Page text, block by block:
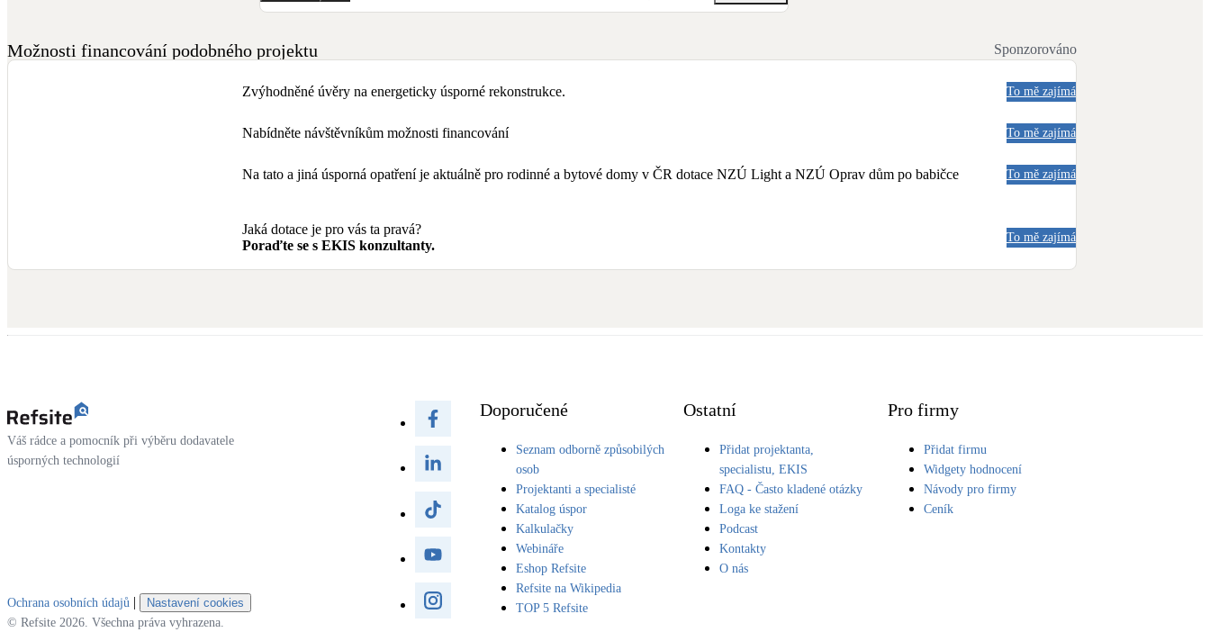
Možnosti financování podobného projektu Sponzorováno
Zvýhodněné úvěry na energeticky úsporné rekonstrukce. To mě zajímá
Nabídněte návštěvníkům možnosti financování To mě zajímá
Na tato a jiná úsporná opatření je aktuálně pro rodinné a bytové domy v ČR dotace NZÚ Light a NZÚ Oprav dům po babičce To mě zajímá
Jaká dotace je pro vás ta pravá?
Poraďte se s EKIS konzultanty.
To mě zajímá
Váš rádce a pomocník při výběru dodavatele
úsporných technologií
Doporučené
Seznam odborně způsobilých
osob
Projektanti a specialisté
Katalog úspor
Kalkulačky
Webináře
Eshop Refsite
Refsite na Wikipedia
TOP 5 Refsite
Ostatní
Přidat projektanta,
specialistu, EKIS
FAQ - Často kladené otázky
Loga ke stažení
Podcast
Kontakty
O nás
Pro firmy
Přidat firmu
Widgety hodnocení
Návody pro firmy
Ceník
Ochrana osobních údajů |
Nastavení cookies
© Refsite 2026. Všechna práva vyhrazena.